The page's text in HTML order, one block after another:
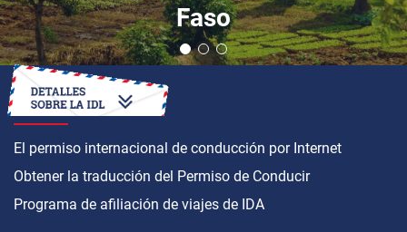
Faso
CÓMO OBTENER
El permiso internacional de conducción por Internet
Obtener la traducción del Permiso de Conducir
Programa de afiliación de viajes de IDA